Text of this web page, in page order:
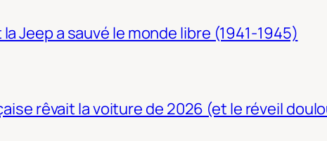
Jeep a sauvé le monde libre (1941-1945)
rêvait la voiture de 2026 (et le réveil